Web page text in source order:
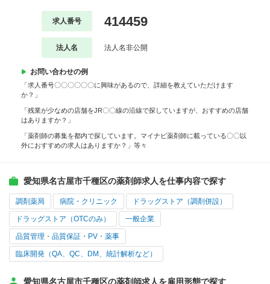
求人番号 414459
法人名 法人名非公開
お問い合わせの例
「求人番号〇〇〇〇〇〇に興味があるので、詳細を教えていただけます
か？」
「残業が少なめの店舗をJR〇〇線の沿線で探していますが、おすすめの店舗
はありますか？」
「薬剤師の募集を都内で探しています。マイナビ薬剤師に載っている〇〇以
外におすすめの求人はありますか？」等々
愛知県名古屋市千種区の薬剤師求人を仕事内容で探す
調剤薬局 病院・クリニック ドラッグストア（調剤併設）
ドラッグストア（OTCのみ） 一般企業
品質管理・品質保証・PV・薬事
臨床開発（QA、QC、DM、統計解析など）
愛知県名古屋市千種区の薬剤師求人を雇用形態で探す